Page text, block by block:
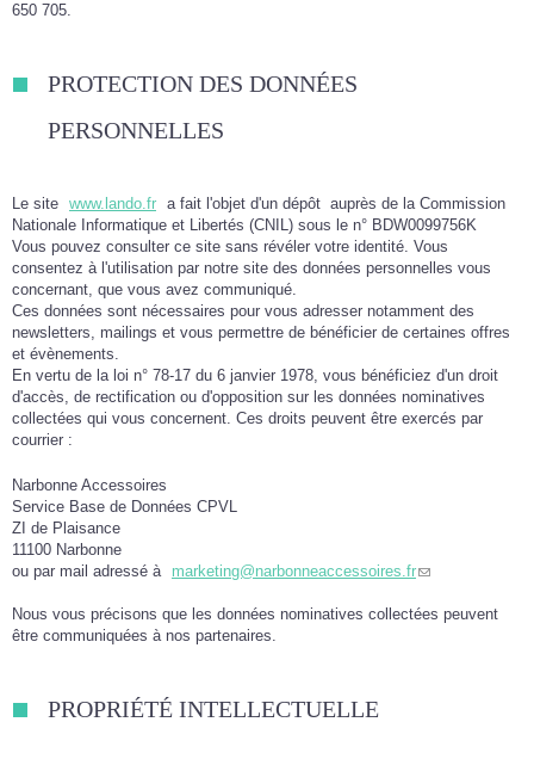
650 705.
PROTECTION DES DONNÉES
PERSONNELLES
Le site www.lando.fr a fait l'objet d'un dépôt auprès de la Commission
Nationale Informatique et Libertés (CNIL) sous le n° BDW0099756K
Vous pouvez consulter ce site sans révéler votre identité. Vous
consentez à l'utilisation par notre site des données personnelles vous
concernant, que vous avez communiqué.
Ces données sont nécessaires pour vous adresser notamment des
newsletters, mailings et vous permettre de bénéficier de certaines offres
et évènements.
En vertu de la loi n° 78-17 du 6 janvier 1978, vous bénéficiez d'un droit
d'accès, de rectification ou d'opposition sur les données nominatives
collectées qui vous concernent. Ces droits peuvent être exercés par
courrier :
Narbonne Accessoires
Service Base de Données CPVL
ZI de Plaisance
11100 Narbonne
ou par mail adressé à
marketing@narbonneaccessoires.fr
Nous vous précisons que les données nominatives collectées peuvent
être communiquées à nos partenaires.
PROPRIÉTÉ INTELLECTUELLE